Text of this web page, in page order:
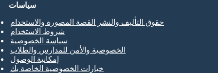
سياسات
حقوق التأليف والنشر القصة المصورة والاستخدام
شروط الاستخدام
سياسة الخصوصية
الخصوصية والأمن للمدارس والطلاب
إمكانية الوصول
خيارات الخصوصية الخاصة بك